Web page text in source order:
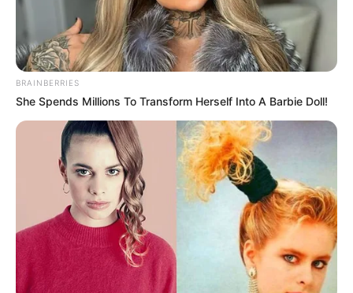
BRAINBERRIES
She Spends Millions To Transform Herself Into A Barbie Doll!